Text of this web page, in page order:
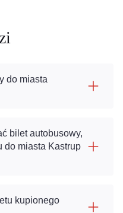
do miasta
bilet autobusowy,
do miasta Kastrup
kupionego